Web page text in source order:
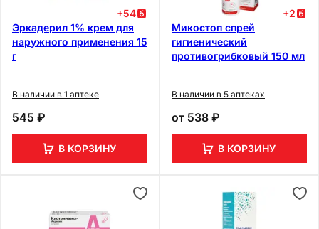
+54
Эркадерил 1% крем для
наружного применения 15
г
В наличии в 1 аптеке
545 ₽
В КОРЗИНУ
+2
Микостоп спрей
гигиенический
противогрибковый 150 мл
В наличии в 5 аптеках
от 538 ₽
В КОРЗИНУ